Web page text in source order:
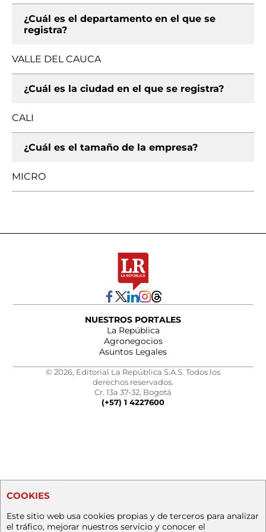
¿Cuál es el departamento en el que se
registra?
VALLE DEL CAUCA
¿Cuál es la ciudad en el que se registra?
CALI
¿Cuál es el tamaño de la empresa?
MICRO
NUESTROS PORTALES
La República
Agronegocios
Asuntos Legales
© 2026, Editorial La República S.A.S. Todos los
derechos reservados.
Cr. 13a 37-32, Bogotá
(+57) 1 4227600
COOKIES
Este sitio web usa cookies propias y de terceros para analizar
el tráfico, mejorar nuestros servicio y conocer el